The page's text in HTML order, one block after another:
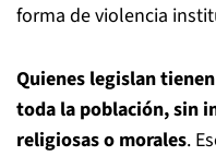
forma de violencia
Quienes legislan
toda la población, sin
religiosas o morales.